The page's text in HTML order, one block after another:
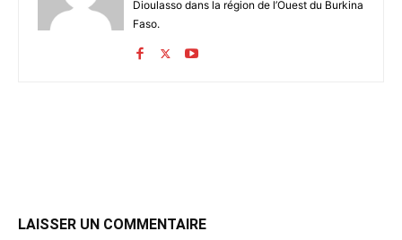
Dioulasso dans la région de l’Ouest du Burkina
Faso.
LAISSER UN COMMENTAIRE